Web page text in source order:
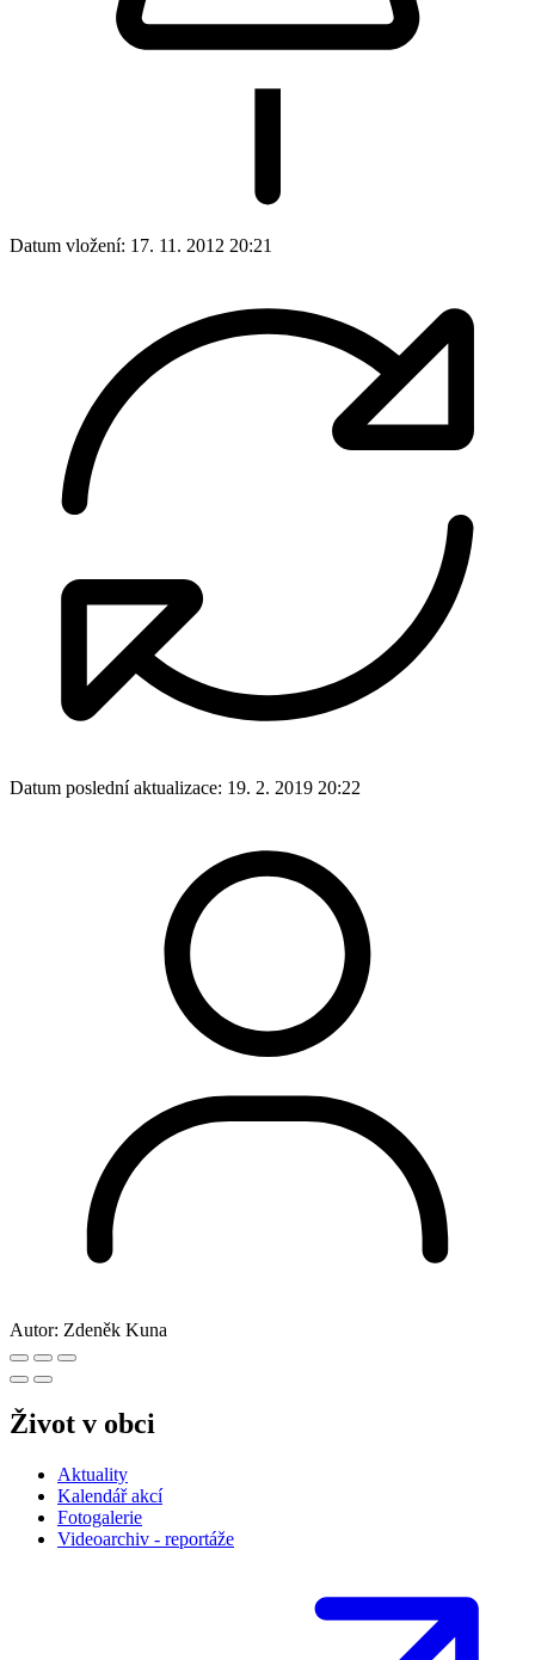
Datum vložení: 17. 11. 2012 20:21
Datum poslední aktualizace: 19. 2. 2019 20:22
Autor: Zdeněk Kuna
Život v obci
Aktuality
Kalendář akcí
Fotogalerie
Videoarchiv - reportáže